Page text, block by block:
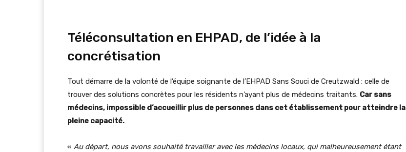
Téléconsultation en EHPAD, de l’idée à la
concrétisation
Tout démarre de la volonté de l’équipe soignante de l’EHPAD Sans Souci de Creutzwald : celle de
trouver des solutions concrètes pour les résidents n’ayant plus de médecins traitants. Car sans
médecins, impossible d’accueillir plus de personnes dans cet établissement pour atteindre la
pleine capacité.
« Au départ, nous avons souhaité travailler avec les médecins locaux, qui malheureusement étant